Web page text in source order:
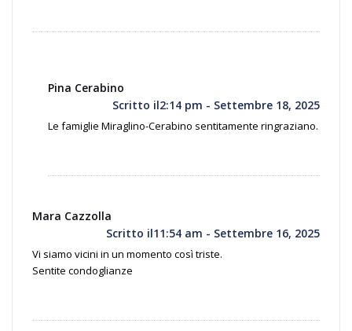
Pina Cerabino
Scritto il2:14 pm - Settembre 18, 2025
Le famiglie Miraglino-Cerabino sentitamente ringraziano.
Mara Cazzolla
Scritto il11:54 am - Settembre 16, 2025
Vi siamo vicini in un momento così triste.
Sentite condoglianze